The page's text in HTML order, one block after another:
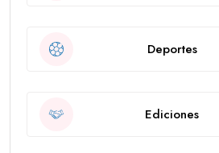
Deportes
Ediciones